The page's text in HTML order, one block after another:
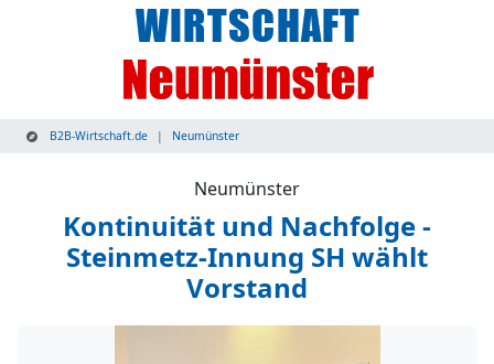
B2B-Wirtschaft.de Neumünster
Neumünster
Kontinuität und Nachfolge -
Steinmetz-Innung SH wählt
Vorstand